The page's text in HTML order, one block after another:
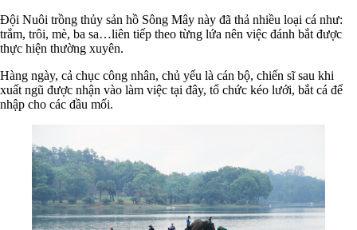
Đội Nuôi trồng thủy sản hồ Sông Mây này đã thả nhiều loại cá như:
trắm, trôi, mè, ba sa…liên tiếp theo từng lứa nên việc đánh bắt được
thực hiện thường xuyên.
Hàng ngày, cả chục công nhân, chủ yếu là cán bộ, chiến sĩ sau khi
xuất ngũ được nhận vào làm việc tại đây, tổ chức kéo lưới, bắt cá để
nhập cho các đầu mối.